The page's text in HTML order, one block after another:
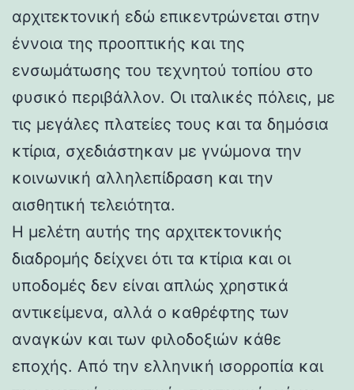
αρχιτεκτονική εδώ επικεντρώνεται στην
έννοια της προοπτικής και της
ενσωμάτωσης του τεχνητού τοπίου στο
φυσικό περιβάλλον. Οι ιταλικές πόλεις, με
τις μεγάλες πλατείες τους και τα δημόσια
κτίρια, σχεδιάστηκαν με γνώμονα την
κοινωνική αλληλεπίδραση και την
αισθητική τελειότητα.
Η μελέτη αυτής της αρχιτεκτονικής
διαδρομής δείχνει ότι τα κτίρια και οι
υποδομές δεν είναι απλώς χρηστικά
αντικείμενα, αλλά ο καθρέφτης των
αναγκών και των φιλοδοξιών κάθε
εποχής. Από την ελληνική ισορροπία και